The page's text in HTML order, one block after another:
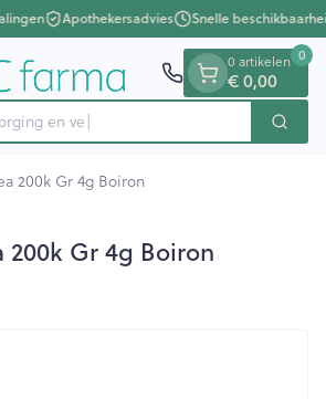
Apothekersadvies Snelle
Zoek
0 artikelen
€ 0,00
0
200k Gr 4g Boiron
200k Gr 4g Boiron